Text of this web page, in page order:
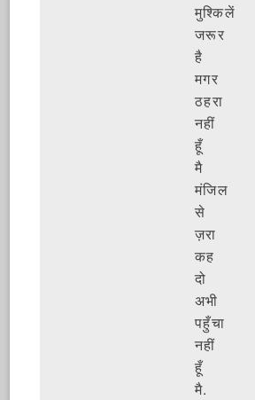
मुश्किलें
जरूर
है
मगर
ठहरा
नहीं
हूँ
मै
मंजिल
से
ज़रा
कह
दो
अभी
पहुँचा
नहीं
हूँ
मै.